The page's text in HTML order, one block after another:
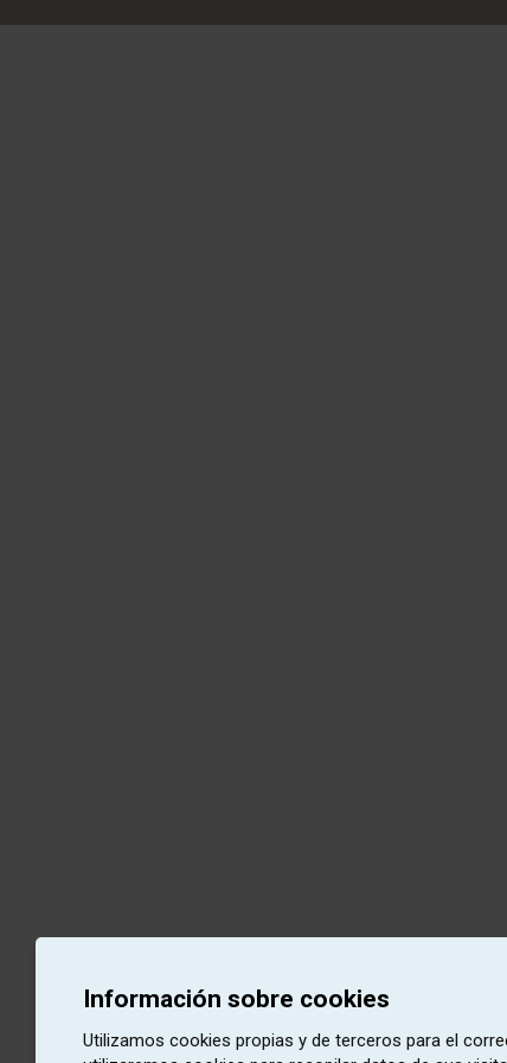
Información sobre cookies
Utilizamos cookies propias y de terceros para el